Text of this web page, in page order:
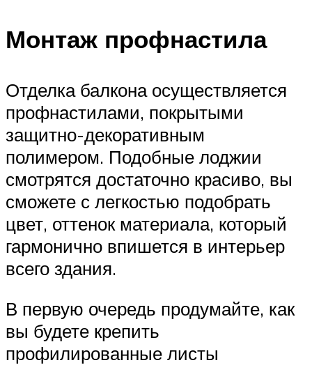
Монтаж профнастила
Отделка балкона осуществляется
профнастилами, покрытыми
защитно-декоративным
полимером. Подобные лоджии
смотрятся достаточно красиво, вы
сможете с легкостью подобрать
цвет, оттенок материала, который
гармонично впишется в интерьер
всего здания.
В первую очередь продумайте, как
вы будете крепить
профилированные листы